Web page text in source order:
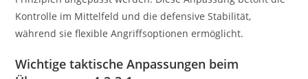
Kontrolle im Mittelfeld und die defensive Stabilität,
während sie flexible Angriffsoptionen ermöglicht.
Wichtige taktische Anpassungen beim